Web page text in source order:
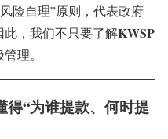
险自理”原则，代表政府
，我们不只要了解KWSP
理。
得“为谁提款、何时提